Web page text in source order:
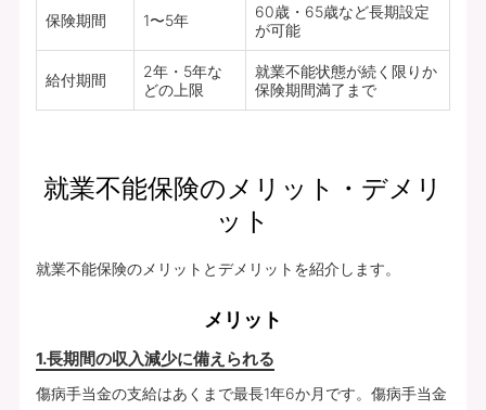
保険期間 1〜5年
60歳・65歳など長期設定
が可能
給付期間
2年・5年な
どの上限
就業不能状態が続く限りか
保険期間満了まで
就業不能保険のメリット・デメリ
ット
就業不能保険のメリットとデメリットを紹介します。
メリット
1.長期間の収入減少に備えられる
傷病手当金の支給はあくまで最長1年6か月です。傷病手当金